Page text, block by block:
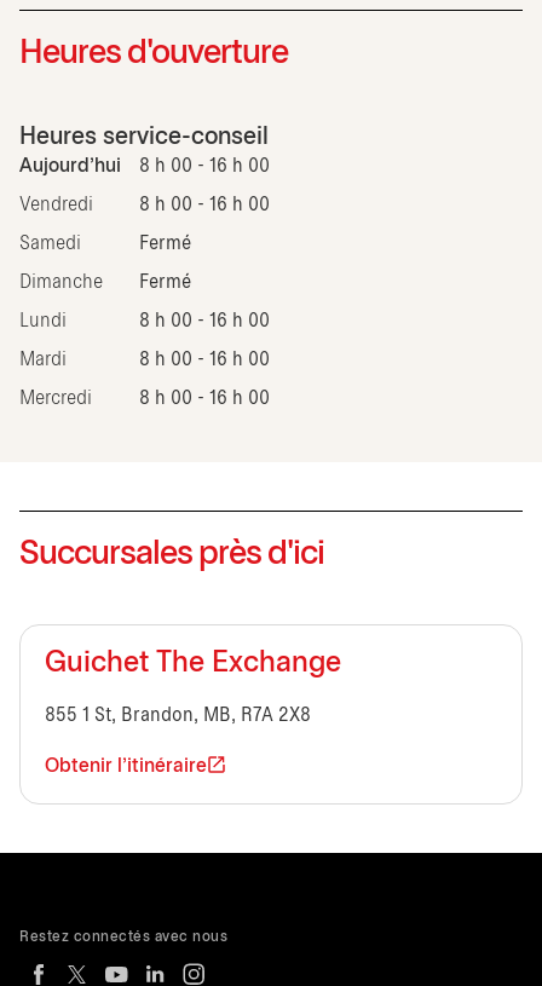
Heures d'ouverture
Heures service-conseil
Aujourd'hui 8 h 00 - 16 h 00
Vendredi 8 h 00 - 16 h 00
Samedi Fermé
Dimanche Fermé
Lundi 8 h 00 - 16 h 00
Mardi 8 h 00 - 16 h 00
Mercredi 8 h 00 - 16 h 00
Succursales près d'ici
Guichet The Exchange
855 1 St, Brandon, MB, R7A 2X8
Obtenir l'itinéraire
Restez connectés avec nous